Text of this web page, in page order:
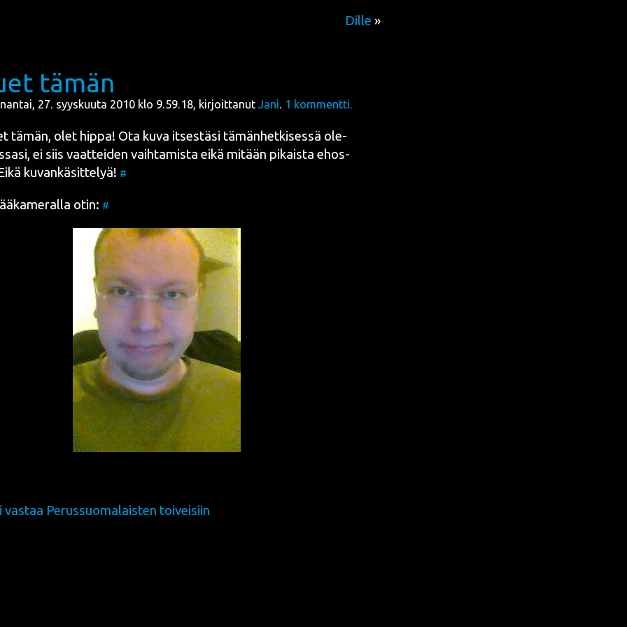
Dille »
tämän
27. syyskuuta 2010 klo 9.59.18, kirjoittanut Jani. 1 kommentti.
tämän, olet hip­pa! Ota kuva itses­tä­si tämän­het­ki­ses­sä ole­
ei siis vaat­tei­den vaih­ta­mis­ta eikä mitään pikais­ta ehos­
kuvan­kä­sit­te­lyä! #
otin: #
vastaa Perussuomalaisten toiveisiin